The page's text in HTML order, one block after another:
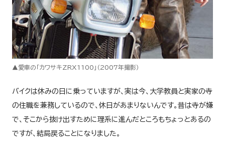
▲愛車の「カワサキZRX1100」（2007年撮影）
バイクは休みの日に乗っていますが、実は今、大学教員と実家の寺
の住職を兼務しているので、休日があまりないんです。昔は寺が嫌
で、そこから抜け出すために理系に進んだところもちょっとあるの
ですが、結局戻ることになりました。